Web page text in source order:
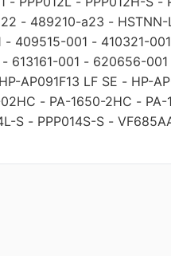
- 489210-a23 - HSTNN-
- 409515-001 - 410321-001
- 613161-001 - 620656-001
HP-AP091F13 LF SE - HP-
- PA-1650-2HC -
S - PPP014S-S -